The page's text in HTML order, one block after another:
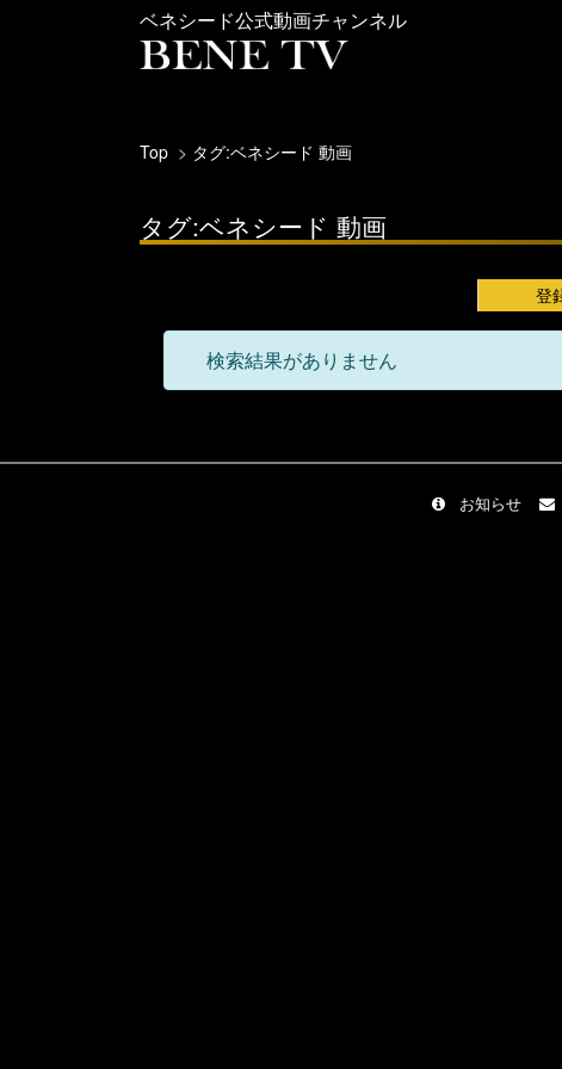
ベネシード公式動画チャンネル
Top タグ:ベネシード 動画
タグ:ベネシード 動画
登
検索結果がありません
お知らせ